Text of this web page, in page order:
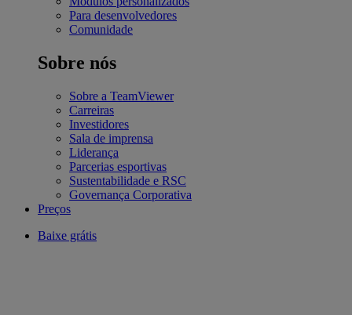
Para desenvolvedores
Comunidade
Sobre nós
Sobre a TeamViewer
Carreiras
Investidores
Sala de imprensa
Liderança
Parcerias esportivas
Sustentabilidade e RSC
Governança Corporativa
Preços
Baixe grátis